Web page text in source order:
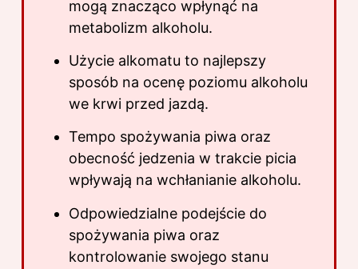
mogą znacząco wpłynąć na
metabolizm alkoholu.
Użycie alkomatu to najlepszy
sposób na ocenę poziomu alkoholu
we krwi przed jazdą.
Tempo spożywania piwa oraz
obecność jedzenia w trakcie picia
wpływają na wchłanianie alkoholu.
Odpowiedzialne podejście do
spożywania piwa oraz
kontrolowanie swojego stanu